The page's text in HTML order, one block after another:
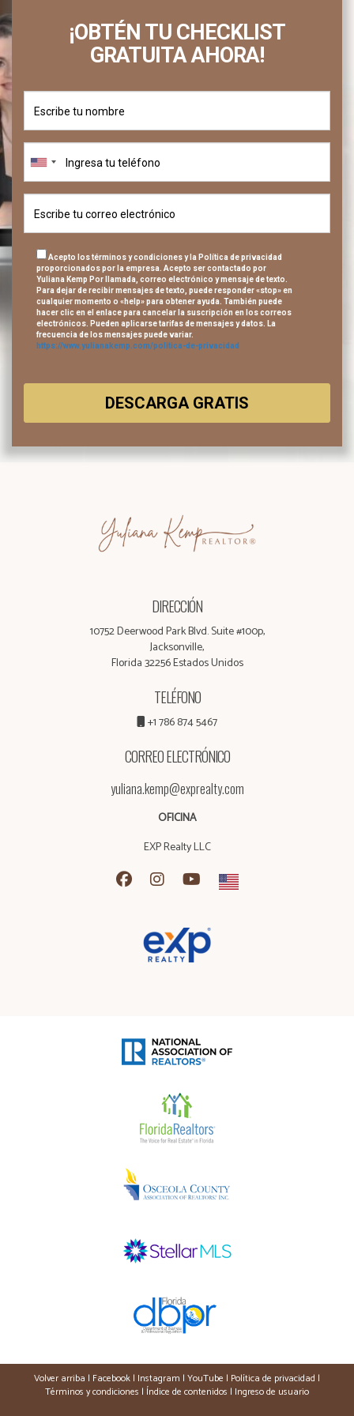
¡OBTÉN TU CHECKLIST
GRATUITA AHORA!
Acepto los términos y condiciones y la Política de privacidad
proporcionados por la empresa. Acepto ser contactado por
Yuliana Kemp Por llamada, correo electrónico y mensaje de texto.
Para dejar de recibir mensajes de texto, puede responder «stop» en
cualquier momento o «help» para obtener ayuda. También puede
hacer clic en el enlace para cancelar la suscripción en los correos
electrónicos. Pueden aplicarse tarifas de mensajes y datos. La
frecuencia de los mensajes puede variar.
https://www.yulianakemp.com/politica-de-privacidad
DESCARGA GRATIS
DIRECCIÓN
10752 Deerwood Park Blvd. Suite #100p,
Jacksonville,
Florida 32256 Estados Unidos
TELÉFONO
+1 786 874 5467
CORREO ELECTRÓNICO
yuliana.kemp@exprealty.com
OFICINA
EXP Realty LLC
Volver arriba | Facebook | Instagram | YouTube | Política de privacidad |
Términos y condiciones | Índice de contenidos | Ingreso de usuario